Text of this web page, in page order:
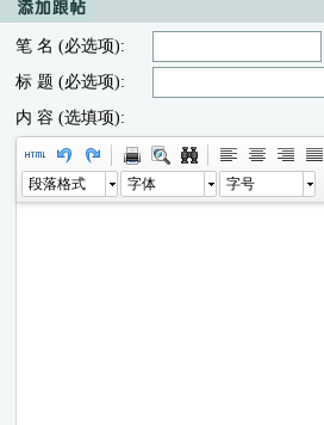
笔 名 (必选项):
标 题 (必选项):
内 容 (选填项):
段落格式 字体 字号